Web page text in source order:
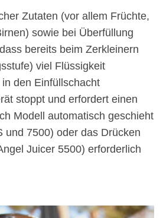
Zutaten (vor allem Früchte,
sowie bei Überfüllung
bereits beim Zerkleinern
viel Flüssigkeit
den Einfüllschacht
stoppt und erfordert einen
Modell automatisch geschieht
und 7500) oder das Drücken
Juicer 5500) erforderlich